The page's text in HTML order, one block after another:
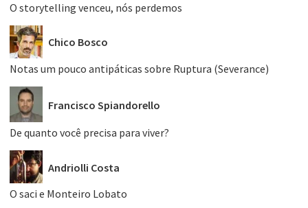
O storytelling venceu, nós perdemos
Chico Bosco
Notas um pouco antipáticas sobre Ruptura (Severance)
Francisco Spiandorello
De quanto você precisa para viver?
Andriolli Costa
O saci e Monteiro Lobato